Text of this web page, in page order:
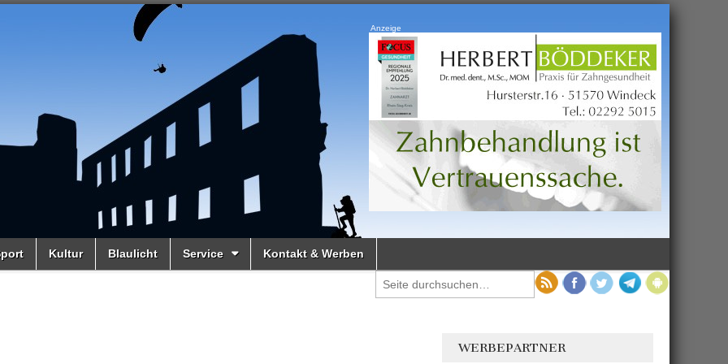
Anzeige
Kultur Blaulicht Service Kontakt & Werben
WERBEPARTNER